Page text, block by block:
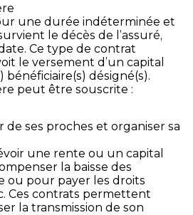
une durée indéterminée et
le décès de l’assuré,
Ce type de contrat
le versement d’un capital
bénéficiaire(s) désigné(s).
peut être souscrite :
de ses proches et organiser sa
une rente ou un capital
la baisse des
ou pour payer les droits
Ces contrats permettent
la transmission de son